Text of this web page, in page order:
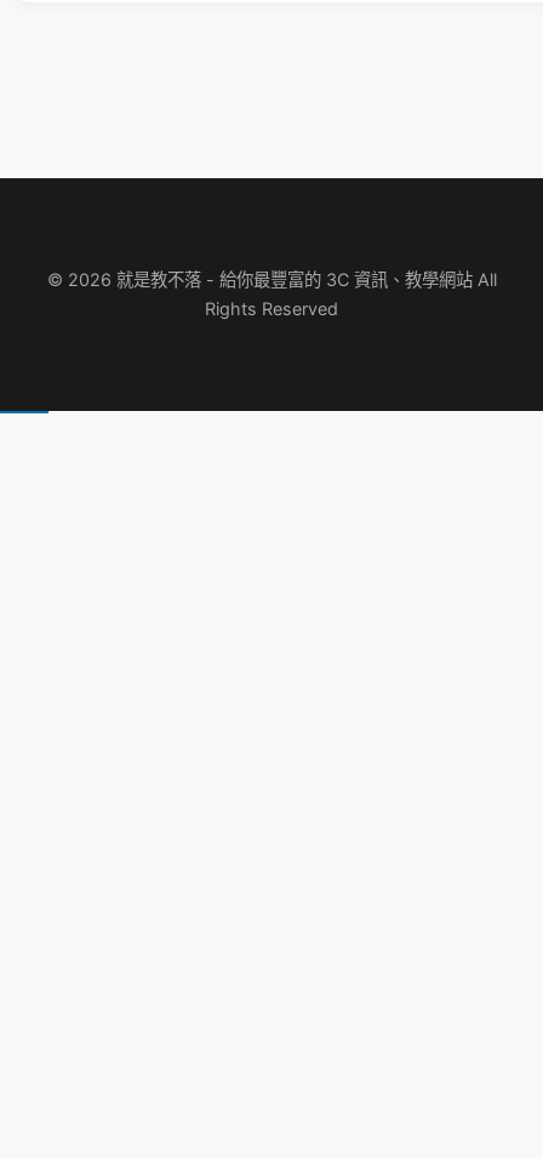
© 2026 就是教不落 - 給你最豐富的 3C 資訊、教學網站 All
Rights Reserved